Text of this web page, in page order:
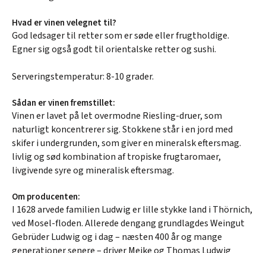
Hvad er vinen velegnet til?
God ledsager til retter som er søde eller frugtholdige.
Egner sig også godt til orientalske retter og sushi.
Serveringstemperatur: 8-10 grader.
Sådan er vinen fremstillet:
Vinen er lavet på let overmodne Riesling-druer, som
naturligt koncentrerer sig. Stokkene står i en jord med
skifer i undergrunden, som giver en mineralsk eftersmag.
livlig og sød kombination af tropiske frugtaromaer,
livgivende syre og mineralisk eftersmag.
Om producenten:
I 1628 arvede familien Ludwig er lille stykke land i Thörnich,
ved Mosel-floden. Allerede dengang grundlagdes Weingut
Gebrüder Ludwig og i dag – næsten 400 år og mange
generationer senere – driver Meike og Thomas Ludwig